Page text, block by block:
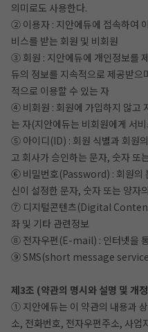
시 수강일 3일 자동 연장!
의미로도 사용한다.
② 이용자 : 지안에듀에 접속하여
비스를 받는 회원 및 비회원
③ 회원 : 지안에듀에 개인정보를
듀의 정보를 지속적으로 제공받
적으로 이용할 수 있는 자
④ 비회원 : 회원에 가입하지 않고
는 자(지안에듀는 비회원에게 서
⑤ 아이디(ID) : 회원 식별과 회원
고 회사가 승인하는 문자, 숫자 또
⑥ 비밀번호(Password) : 회원의
신이 설정한 문자, 숫자 또는 양자
⑦ 디지털콘텐츠(Digital
좌 및 기타 관련정보
⑧ 전자우편(E-mail) : 인터넷을
⑨ SMS(short message service)
제3조 (약관의 명시와 설명 및 개
① 지안에듀는 이 약관의 내용과
소, 전화번호, 전자우편주소, 사업